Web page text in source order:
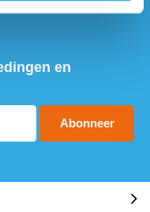
en
Abonneer